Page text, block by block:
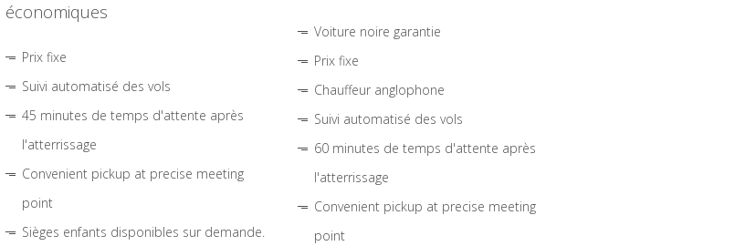
économiques
Prix fixe
Suivi automatisé des vols
45 minutes de temps d'attente après
l'atterrissage
Convenient pickup at precise meeting
point
Sièges enfants disponibles sur demande.
Voiture noire garantie
Prix fixe
Chauffeur anglophone
Suivi automatisé des vols
60 minutes de temps d'attente après
l'atterrissage
Convenient pickup at precise meeting
point